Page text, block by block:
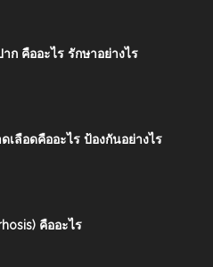
ก คืออะไร รักษาอย่างไร
เลือดคืออะไร ป้องกันอย่างไร
คืออะไร